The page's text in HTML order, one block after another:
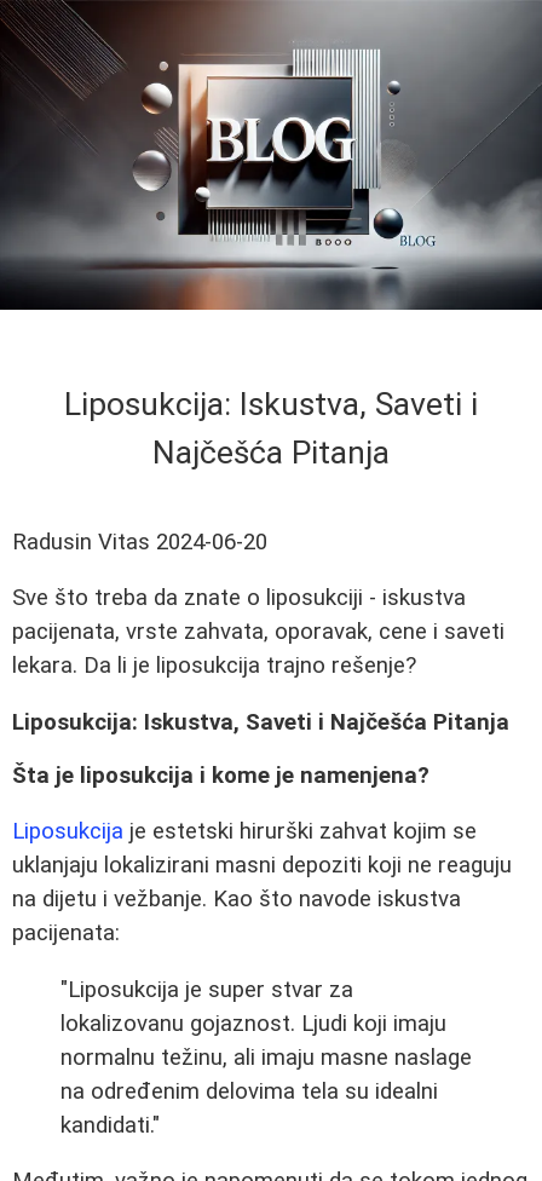
Liposukcija: Iskustva, Saveti i
Najčešća Pitanja
Radusin Vitas 2024-06-20
Sve što treba da znate o liposukciji - iskustva
pacijenata, vrste zahvata, oporavak, cene i saveti
lekara. Da li je liposukcija trajno rešenje?
Liposukcija: Iskustva, Saveti i Najčešća Pitanja
Šta je liposukcija i kome je namenjena?
Liposukcija je estetski hirurški zahvat kojim se
uklanjaju lokalizirani masni depoziti koji ne reaguju
na dijetu i vežbanje. Kao što navode iskustva
pacijenata:
"Liposukcija je super stvar za
lokalizovanu gojaznost. Ljudi koji imaju
normalnu težinu, ali imaju masne naslage
na određenim delovima tela su idealni
kandidati."